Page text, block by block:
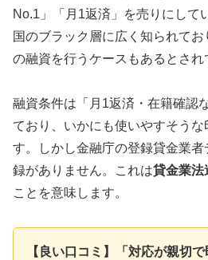
No.1」「月1返済」を売りにして
国のブラック層に広く知られて
の融資を行うケースもあるとされ
融資条件は「月1返済・在籍確認
ており、いかにも使いやすそうな
す。しかし金融庁の登録貸金業
録がありません。これは貸金業法
ことを意味します。
【良い口コミ】「対応が親切